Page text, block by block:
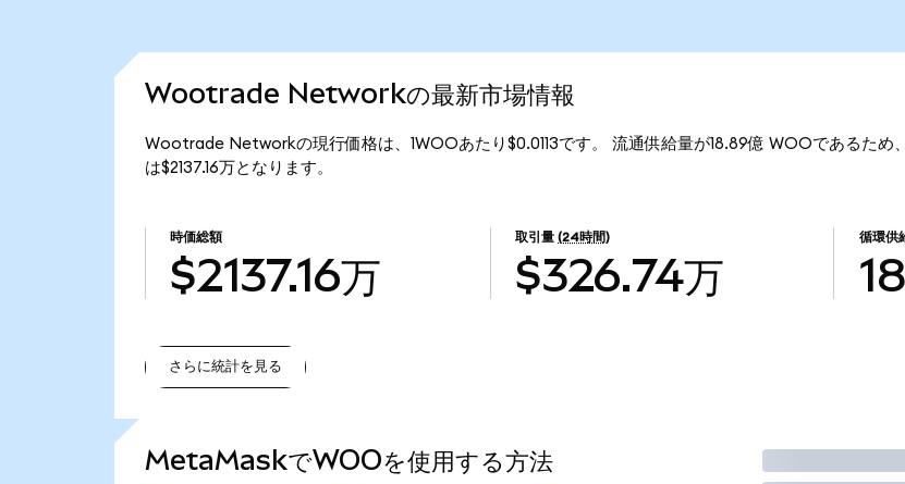
Wootrade Networkの最新市場情報
Wootrade Networkの現行価格は、1WOOあたり$0.0113です。 流通供給量が18.89億 WOOであるた
は$2137.16万となります。
時価総額
$2137.16万
取引量 (24時間)
$326.74万
循環供
さらに統計を見る
MetaMaskでWOOを使用する方法 取引